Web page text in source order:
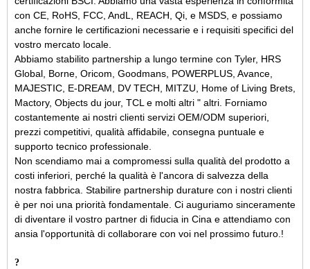
con CE, RoHS, FCC, AndL, REACH, Qi, e MSDS, e possiamo
anche fornire le certificazioni necessarie e i requisiti specifici del
vostro mercato locale.
Abbiamo stabilito partnership a lungo termine con Tyler, HRS
Global, Borne, Oricom, Goodmans, POWERPLUS, Avance,
MAJESTIC, E-DREAM, DV TECH, MITZU, Home of Living Brets,
Mactory, Objects du jour, TCL e molti altri " altri. Forniamo
costantemente ai nostri clienti servizi OEM/ODM superiori,
prezzi competitivi, qualità affidabile, consegna puntuale e
supporto tecnico professionale.
Non scendiamo mai a compromessi sulla qualità del prodotto a
costi inferiori, perché la qualità è l'ancora di salvezza della
nostra fabbrica. Stabilire partnership durature con i nostri clienti
è per noi una priorità fondamentale. Ci auguriamo sinceramente
di diventare il vostro partner di fiducia in Cina e attendiamo con
ansia l'opportunità di collaborare con voi nel prossimo futuro.!
?